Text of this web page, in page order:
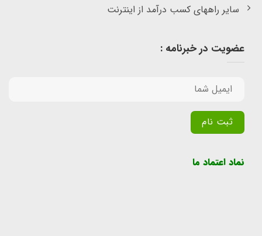
سایر راههای کسب درآمد از اینترنت
عضویت در خبرنامه :
نماد اعتماد ما